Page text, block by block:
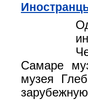
Самаре
музея